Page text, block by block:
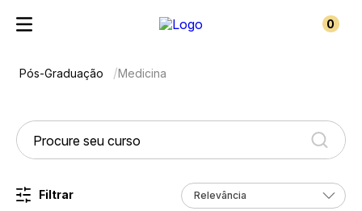
0
Pós-Graduação Medicina
Filtrar Relevância